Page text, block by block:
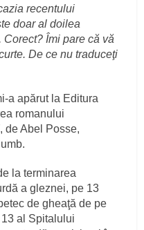
recentului
doar al doilea
Îmi pare că vă
De ce nu traduceţi
a apărut la Editura
romanului
, de Abel Posse,
la terminarea
a gleznei, pe 13
de gheaţă de pe
al Spitalului